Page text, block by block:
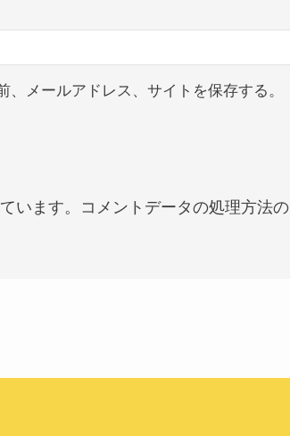
メールアドレス、サイトを保存する。
います。
コメントデータの処理方法の